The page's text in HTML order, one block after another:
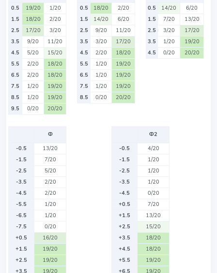
0.5
19/20
1/20
1.5
18/20
2/20
2.5
17/20
3/20
3.5
9/20
11/20
4.5
5/20
15/20
5.5
2/20
18/20
6.5
2/20
18/20
7.5
1/20
19/20
8.5
1/20
19/20
9.5
0/20 20/20
0.5
18/20
2/20
1.5
14/20
6/20
2.5
9/20
11/20
3.5
3/20
17/20
4.5
2/20
18/20
5.5
1/20
19/20
6.5
1/20
19/20
7.5
1/20
19/20
8.5
0/20 20/20
0.5
14/20
6/20
1.5
7/20
13/20
2.5
3/20
17/20
3.5
1/20
19/20
4.5
0/20 20/20
Ф
-0.5
13/20
-1.5
7/20
-2.5
5/20
-3.5
2/20
-4.5
2/20
-5.5
1/20
-6.5
1/20
-7.5
0/20
+0.5
16/20
+1.5
19/20
+2.5
19/20
+3.5
19/20
Ф2
-0.5
4/20
-1.5
1/20
-2.5
1/20
-3.5
1/20
-4.5
0/20
+0.5
7/20
+1.5
13/20
+2.5
15/20
+3.5
18/20
+4.5
18/20
+5.5
19/20
+6.5
19/20